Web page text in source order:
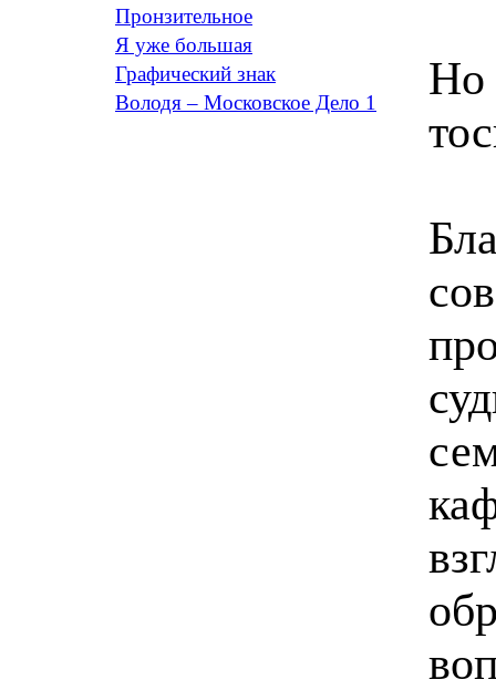
Пронзительное
Я уже большая
Графический знак
Володя – Московское Дело 1
Но